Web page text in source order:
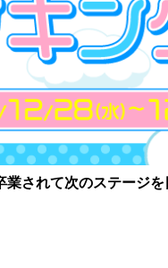
業されて次のステージ